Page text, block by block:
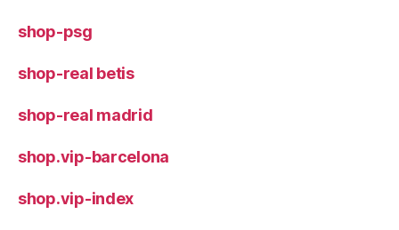
shop-psg
shop-real betis
shop-real madrid
shop.vip-barcelona
shop.vip-index